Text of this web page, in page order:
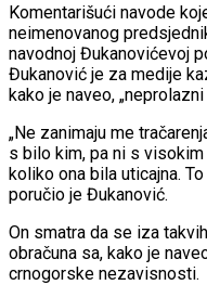
Komentarišući navode
neimenovanog
navodnoj Đukanovićevoj
Đukanović je za medije
kako je naveo,
„Ne zanimaju me
s bilo kim, pa ni s
koliko ona bila uticajna.
poručio je Đukanović.
On smatra da se iza
obračuna sa, kako je
crnogorske nezavisnosti.